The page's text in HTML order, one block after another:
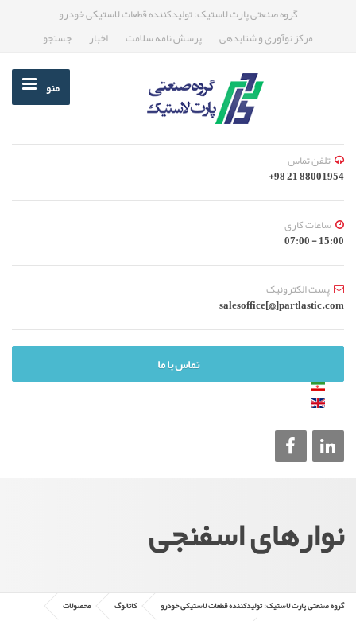
گروه صنعتی پارت لاستیک: تولیدکننده قطعات لاستیکی خودرو
مرکز نوآوری و شتابدهی
پرسش نامه سلامت اخبار جستجو
منو
تلفن تماس
88001954 21 98+
ساعات کاری
15:00 - 07:00
پست الکترونیک
salesoffice[@]partlastic.com
تماس با ما
نوارهای اسفنجی
گروه صنعتی پارت لاستیک: تولیدکننده قطعات لاستیکی خودرو کاتالوگ
محصولات